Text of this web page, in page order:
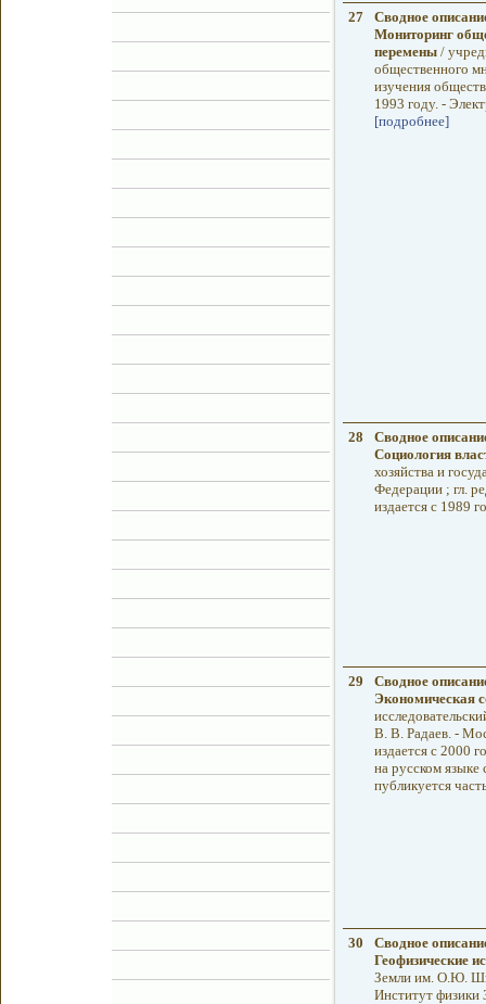
27
Сводное
Мониторинг
перемены/
общественного
изучения
1993 году. -
[подробнее]
28
Сводное
Социология
хозяйства и
Федерации ; гл.
издается с 1989
29
Сводное
Экономическая
В. В. Радаев. -
издается с 2000
на русском языке
публикуется
30
Сводное
Геофизические
Земли им. О.Ю.
Институт